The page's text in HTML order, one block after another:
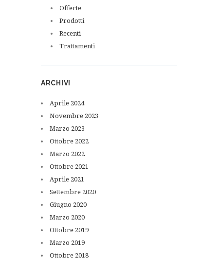
Offerte
Prodotti
Recenti
Trattamenti
ARCHIVI
Aprile 2024
Novembre 2023
Marzo 2023
Ottobre 2022
Marzo 2022
Ottobre 2021
Aprile 2021
Settembre 2020
Giugno 2020
Marzo 2020
Ottobre 2019
Marzo 2019
Ottobre 2018